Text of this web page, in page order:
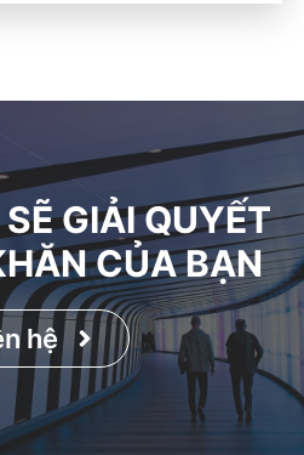
GIẢI QUYẾT
CỦA BẠN
hệ